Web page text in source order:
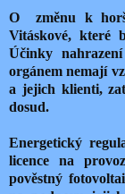
O změnu k
Vitáskové, které
Účinky
orgánem nemají
a jejich klienti,
dosud.
Energetický
licence na
pověstný